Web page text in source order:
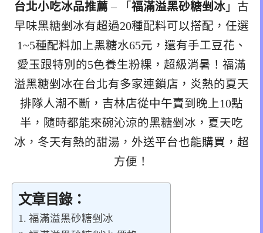
台北小吃冰品推薦 – 「 福滿溢黑砂糖剉冰 」古
早味黑糖剉冰有超過20種配料可以搭配，任選
1~5種配料加上黑糖水65元，還有手工豆花、
愛玉跟特別的5色養生粉粿，超級消暑！福滿
溢黑糖剉冰在台北有多家連鎖店，炎熱的夏天
排隊人潮不斷，吉林店從中午賣到晚上10點
半，隨時都能來碗沁涼的黑糖剉冰，夏天吃
冰，冬天有熱的甜湯，外送平台也能購買，超
方便！
文章目錄：
福滿溢黑砂糖剉冰